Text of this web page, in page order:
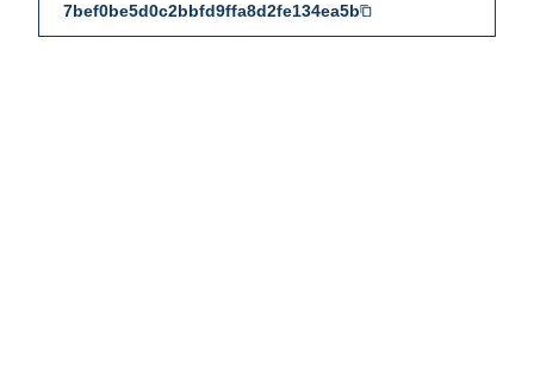
7bef0be5d0c2bbfd9ffa8d2fe134ea5b